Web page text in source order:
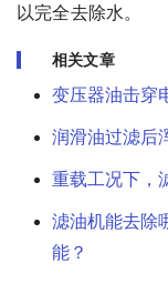
以完全去除水。
相关文章
变压器油击穿
润滑油过滤后
重载工况下，
滤油机能去除
能？